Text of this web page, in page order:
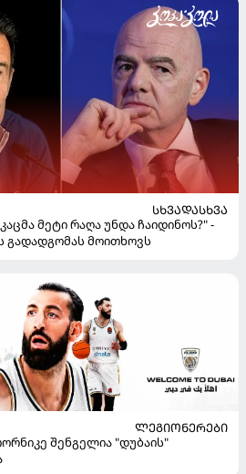
ᲡᲮᲕᲐᲓᲐᲡᲮᲕᲐ
მეტი რაღა უნდა ჩაიდინოს?" -
გადადგომას მოითხოვს
ᲚᲔᲒᲘᲝᲜᲔᲠᲔᲑᲘ
შენგელია "დუბაის"